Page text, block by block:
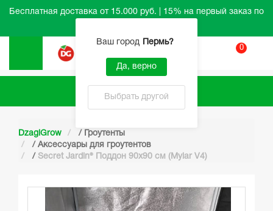
Бесплатная доставка от 15.000 руб. | 15% на первый заказ по
Ваш город Пермь?
Да, верно
Выбрать другой
0
Каталог
DzagiGrow / Гроутенты
/ Аксессуары для гроутентов
/ Secret Jardin® Поддон 90х90 см (Mylar V4)